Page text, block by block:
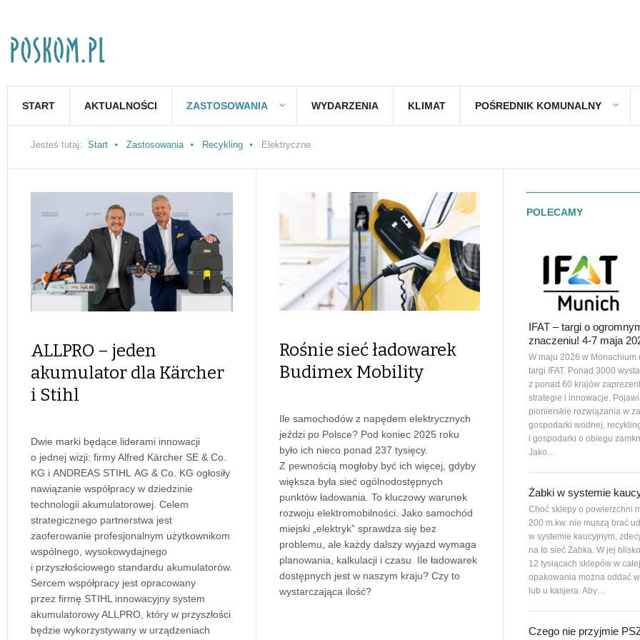
START AKTUALNOŚCI ZASTOSOWANIA WYDARZENIA KLIMAT POŚREDNIK KOMUNALNY
Jesteś tutaj: Start Zastosowania Recykling Elektryczne
ALLPRO – jeden
akumulator dla Kärcher
i Stihl
Dwie marki będące liderami innowacji
o jednej wizji: firmy Alfred Kärcher SE & Co.
KG i ANDREAS STIHL AG & Co. KG ogłosiły
nawiązanie współpracy w dziedzinie
technologii akumulatorowej. Celem
strategicznego partnerstwa jest
zaoferowanie profesjonalnym użytkownikom
wspólnego, wysokowydajnego
i przyszłościowego standardu akumulatorów.
Sercem współpracy jest opracowany
przez firmę STIHL innowacyjny system
akumulatorowy ALLPRO, który w przyszłości
będzie wykorzystywany w urządzeniach
Rośnie sieć ładowarek
Budimex Mobility
Ile samochodów z napędem elektrycznych
jeździ po Polsce? Pod koniec 2025 roku
było ich nieco ponad 237 tysięcy.
Z pewnością mogłoby być ich więcej, gdyby
większa była sieć ogólnodostępnych
punktów ładowania. To kluczowy warunek
rozwoju elektromobilności. Jako samochód
miejski „elektryk” sprawdza się bez
problemu, ale każdy dalszy wyjazd wymaga
planowania, kalkulacji i czasu. Ile ładowarek
dostępnych jest w naszym kraju? Czy to
wystarczająca ilość?
POLECAMY
IFAT – targi o
znaczeniu! 4-7 maja
W maju 2026 w Monachium
targi IFAT. Ponad 3000
z ponad 60 krajów
strategie i innowacje.
pionierskie rozwiązania w
gospodarki wodnej,
i gospodarki o obiegu
Jako…
Żabki w systemie
Choć sklepy o powierzchni
200 m.kw. nie muszą brać
w systemie kaucyjnym,
na to sieć Żabka. W jej blisko
12 tysiącach sklepów w
opakowania można oddać
lub u kasjera. Aby…
Czego nie przyjmie